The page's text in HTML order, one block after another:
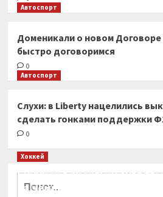
Автоспорт
Доменикали о новом
быстро договоримся
0
Автоспорт
Слухи: в Liberty нацелились
сделать гонками поддержки
0
Хоккей
Сборная Канады по хоккею
на чемпионат мира